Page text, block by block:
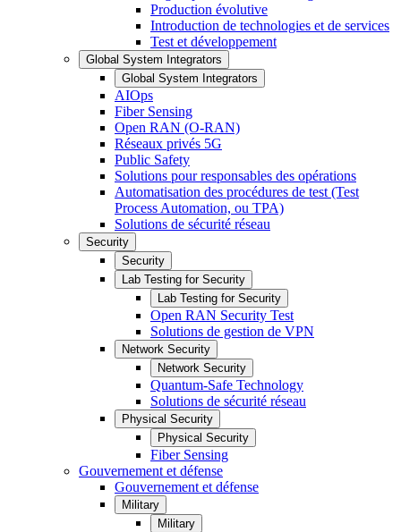
Production évolutive
Introduction de technologies et de services
Test et développement
Global System Integrators
Global System Integrators
AIOps
Fiber Sensing
Open RAN (O-RAN)
Réseaux privés 5G
Public Safety
Solutions pour responsables des opérations
Automatisation des procédures de test (Test
Process Automation, ou TPA)
Solutions de sécurité réseau
Security
Security
Lab Testing for Security
Lab Testing for Security
Open RAN Security Test
Solutions de gestion de VPN
Network Security
Network Security
Quantum-Safe Technology
Solutions de sécurité réseau
Physical Security
Physical Security
Fiber Sensing
Gouvernement et défense
Gouvernement et défense
Military
Military